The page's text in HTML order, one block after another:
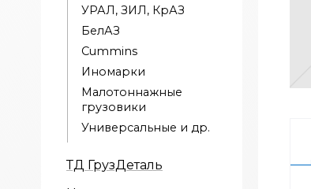
УРАЛ, ЗИЛ, КрАЗ
БелАЗ
Cummins
Иномарки
Малотоннажные
грузовики
Универсальные и др.
ТД ГрузДеталь